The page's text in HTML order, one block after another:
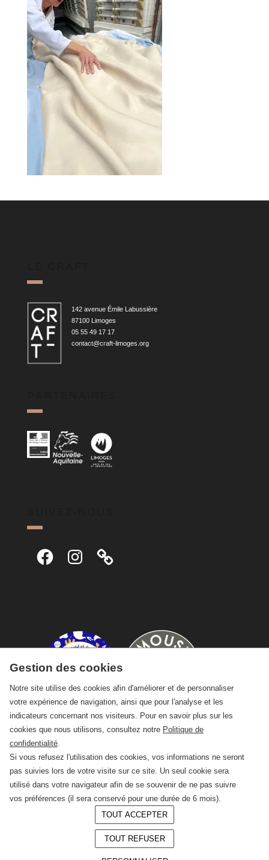
142 avenue Émile Labussière
87100 Limoges
05 55 49 17 17
contact@craft-limoges.org
FacebookInstagram
© 2026 —CRAFT Limoges
Gestion des cookies
Notre site utilise des cookies afin d'améliorer et de personnaliser
votre expérience de navigation, ainsi que pour l'analyse et les
indicateurs concernant nos visiteurs. Pour en savoir plus sur les
cookies que nous utilisons, consultez notre Politique de
confidentialité
Si vous refusez l'utilisation des cookies, vos informations ne seront
pas suivies lors de votre visite sur ce site. Un seul cookie sera
utilisé dans votre navigateur afin de se souvenir de ne pas suivre
vos préférences (il sera conservé pour une durée de 6 mois).
TOUT ACCEPTER
TOUT REFUSER